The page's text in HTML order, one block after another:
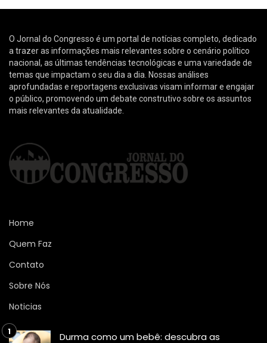
O Jornal do Congresso é um portal de notícias completo, dedicado
a trazer as informações mais relevantes sobre o cenário político
nacional, as últimas tendências tecnológicas e uma variedade de
temas que impactam o seu dia a dia. Nossas análises
aprofundadas e reportagens exclusivas visam informar e engajar
o público, promovendo um debate construtivo sobre os assuntos
mais relevantes da atualidade.
Home
Quem Faz
Contato
Sobre Nós
Noticias
Durma como um bebê: descubra as